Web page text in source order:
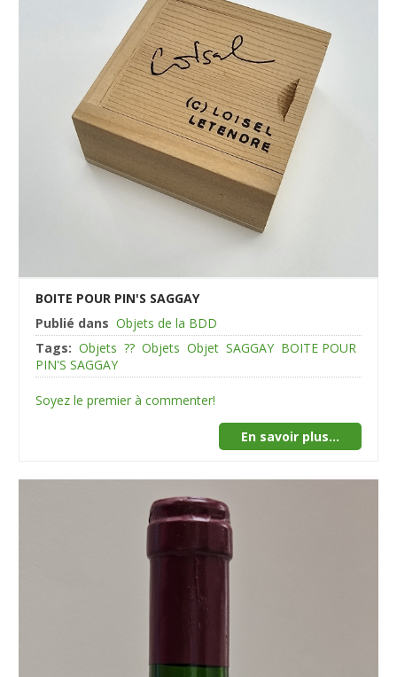
BOITE POUR PIN'S SAGGAY
Publié dans Objets de la BDD
Tags: Objets ?? Objets Objet SAGGAY BOITE POUR
PIN'S SAGGAY
Soyez le premier à commenter!
En savoir plus...